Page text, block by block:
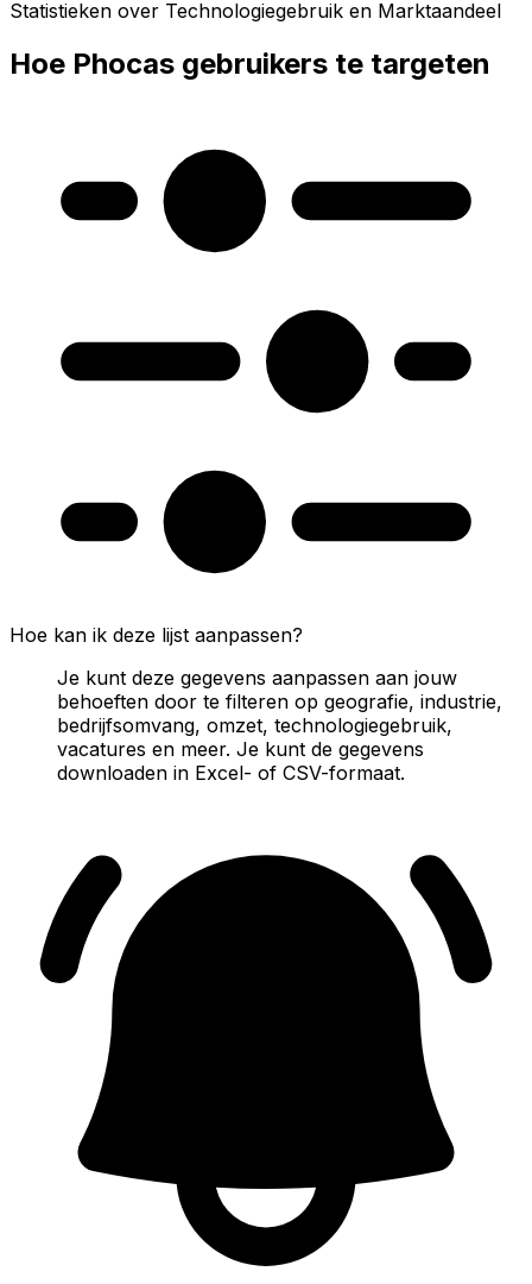
Statistieken over Technologiegebruik en Marktaandeel
Hoe Phocas gebruikers te targeten
Hoe kan ik deze lijst aanpassen?
Je kunt deze gegevens aanpassen aan jouw
behoeften door te filteren op geografie, industrie,
bedrijfsomvang, omzet, technologiegebruik,
vacatures en meer. Je kunt de gegevens
downloaden in Excel- of CSV-formaat.